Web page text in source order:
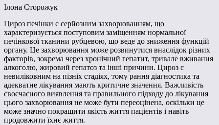
Ілона Сторожук
Цироз печінки є серйозним захворюванням, що
характеризується поступовим заміщенням нормальної
печінкової тканини рубцевою, що веде до зниження функцій
органу. Це захворювання може розвинутися внаслідок різних
факторів, зокрема через хронічний гепатит, тривале вживання
алкоголю, жировий гепатоз та інші причини. Цироз є
невиліковним на пізніх стадіях, тому рання діагностика та
адекватне лікування мають критичне значення. Важливість
своєчасного виявлення та правильного підходу до лікування
цього захворювання не може бути переоцінена, оскільки це
може значно покращити якість життя пацієнтів і навіть
продовжити їхнє життя.